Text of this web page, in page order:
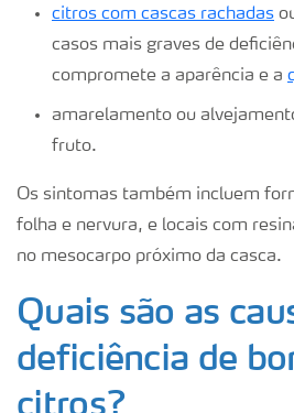
citros com cascas rachadas
casos mais graves de
compromete a aparência e a
amarelamento ou
fruto.
Os sintomas também incluem
folha e nervura, e locais com
no mesocarpo próximo da casca.
Quais são as
deficiência de
citros?